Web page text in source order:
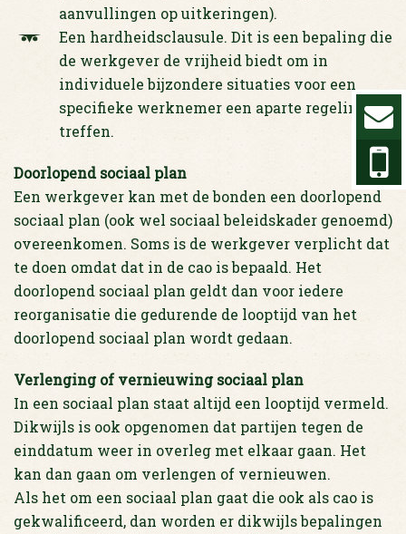
aanvullingen op uitkeringen).
Een hardheidsclausule. Dit is een bepaling die
de werkgever de vrijheid biedt om in
individuele bijzondere situaties voor een
specifieke werknemer een aparte regeling te
treffen.
Doorlopend sociaal plan
Een werkgever kan met de bonden een doorlopend
sociaal plan (ook wel sociaal beleidskader genoemd)
overeenkomen. Soms is de werkgever verplicht dat
te doen omdat dat in de cao is bepaald. Het
doorlopend sociaal plan geldt dan voor iedere
reorganisatie die gedurende de looptijd van het
doorlopend sociaal plan wordt gedaan.
Verlenging of vernieuwing sociaal plan
In een sociaal plan staat altijd een looptijd vermeld.
Dikwijls is ook opgenomen dat partijen tegen de
einddatum weer in overleg met elkaar gaan. Het
kan dan gaan om verlengen of vernieuwen.
Als het om een sociaal plan gaat die ook als cao is
gekwalificeerd, dan worden er dikwijls bepalingen